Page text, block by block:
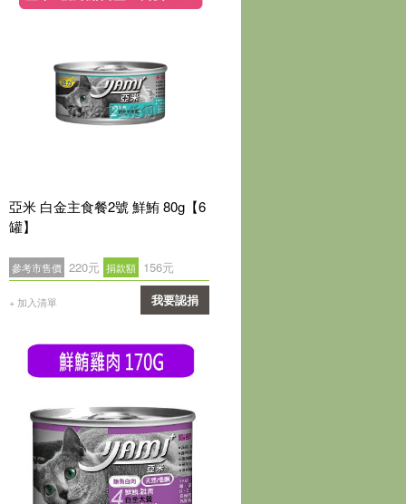
亞米 白金主食餐2號 鮮鮪 80g【6
罐】
參考市售價 220元 捐款額 156元
+ 加入清單 我要認捐